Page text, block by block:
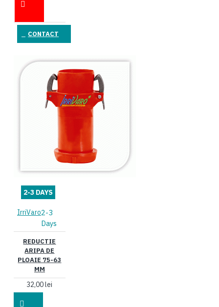
CONTACT
2-3 DAYS
IrriVaro2-3
Days
REDUCTIE
ARIPA DE
PLOAIE 75-63
MM
32,00 lei